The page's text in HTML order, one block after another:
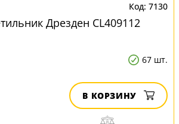
7130
Дрезден CL409112
67 шт.
В КОРЗИНУ